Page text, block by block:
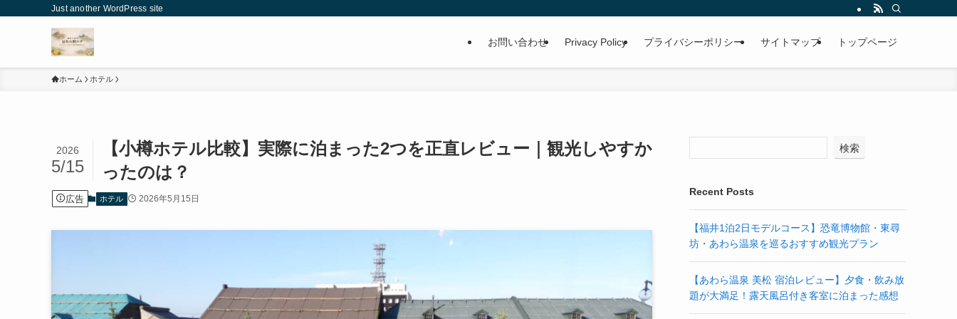
Just another WordPress site
お問い合わせ Privacy Policy プライバシーポリシー サイトマップ トップページ
ホーム ホテル
【小樽ホテル比較】実際に泊まった2つを正直レビュー｜観光しやすか
ったのは？
2026
5/15
広告 ホテル 2026年5月15日
検索
Recent Posts
【福井1泊2日モデルコース】恐竜博物館・東尋
坊・あわら温泉を巡るおすすめ観光プラン
【あわら温泉 美松 宿泊レビュー】夕食・飲み放
題が大満足！露天風呂付き客室に泊まった感想